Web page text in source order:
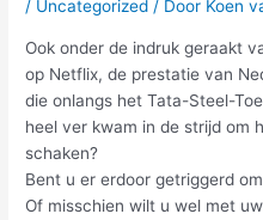
/ Uncategorized / Door Koen
Ook onder de indruk geraakt
op Netflix, de prestatie van
die onlangs het Tata-Steel-
heel ver kwam in de strijd om
schaken?
Bent u er erdoor getriggerd
Of misschien wilt u wel met